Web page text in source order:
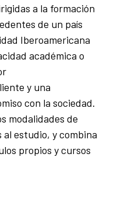
a la formación
de un país
Iberoamericana
académica o
y una
con la sociedad.
modalidades de
al estudio, y combina
propios y cursos